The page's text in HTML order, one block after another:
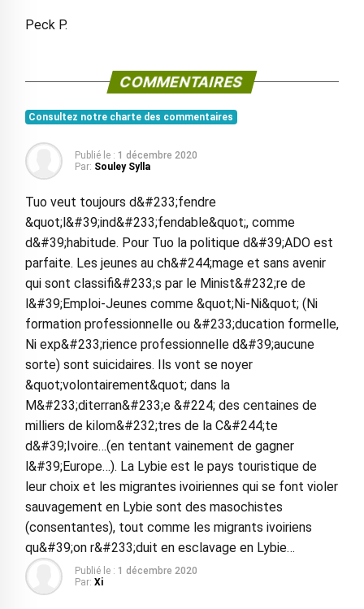
Peck P.
COMMENTAIRES
Consultez notre charte des commentaires
Publié le : 1 décembre 2020
Par: Souley Sylla
Tuo veut toujours d&#233;fendre
&quot;l&#39;ind&#233;fendable&quot;, comme
d&#39;habitude. Pour Tuo la politique d&#39;ADO est
parfaite. Les jeunes au ch&#244;mage et sans avenir
qui sont classifi&#233;s par le Minist&#232;re de
l&#39;Emploi-Jeunes comme &quot;Ni-Ni&quot; (Ni
formation professionnelle ou &#233;ducation formelle,
Ni exp&#233;rience professionnelle d&#39;aucune
sorte) sont suicidaires. Ils vont se noyer
&quot;volontairement&quot; dans la
M&#233;diterran&#233;e &#224; des centaines de
milliers de kilom&#232;tres de la C&#244;te
d&#39;Ivoire…(en tentant vainement de gagner
l&#39;Europe…). La Lybie est le pays touristique de
leur choix et les migrantes ivoiriennes qui se font violer
sauvagement en Lybie sont des masochistes
(consentantes), tout comme les migrants ivoiriens
qu&#39;on r&#233;duit en esclavage en Lybie…
Publié le : 1 décembre 2020
Par: Xi